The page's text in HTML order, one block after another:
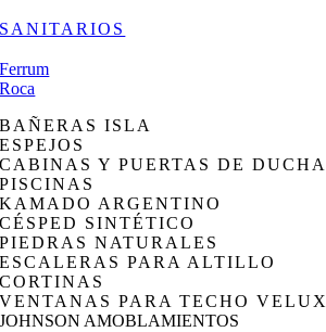
SANITARIOS
Ferrum
Roca
BAÑERAS ISLA
ESPEJOS
CABINAS Y PUERTAS DE DUCHA
PISCINAS
KAMADO ARGENTINO
CÉSPED SINTÉTICO
PIEDRAS NATURALES
ESCALERAS PARA ALTILLO
CORTINAS
VENTANAS PARA TECHO VELUX
JOHNSON AMOBLAMIENTOS